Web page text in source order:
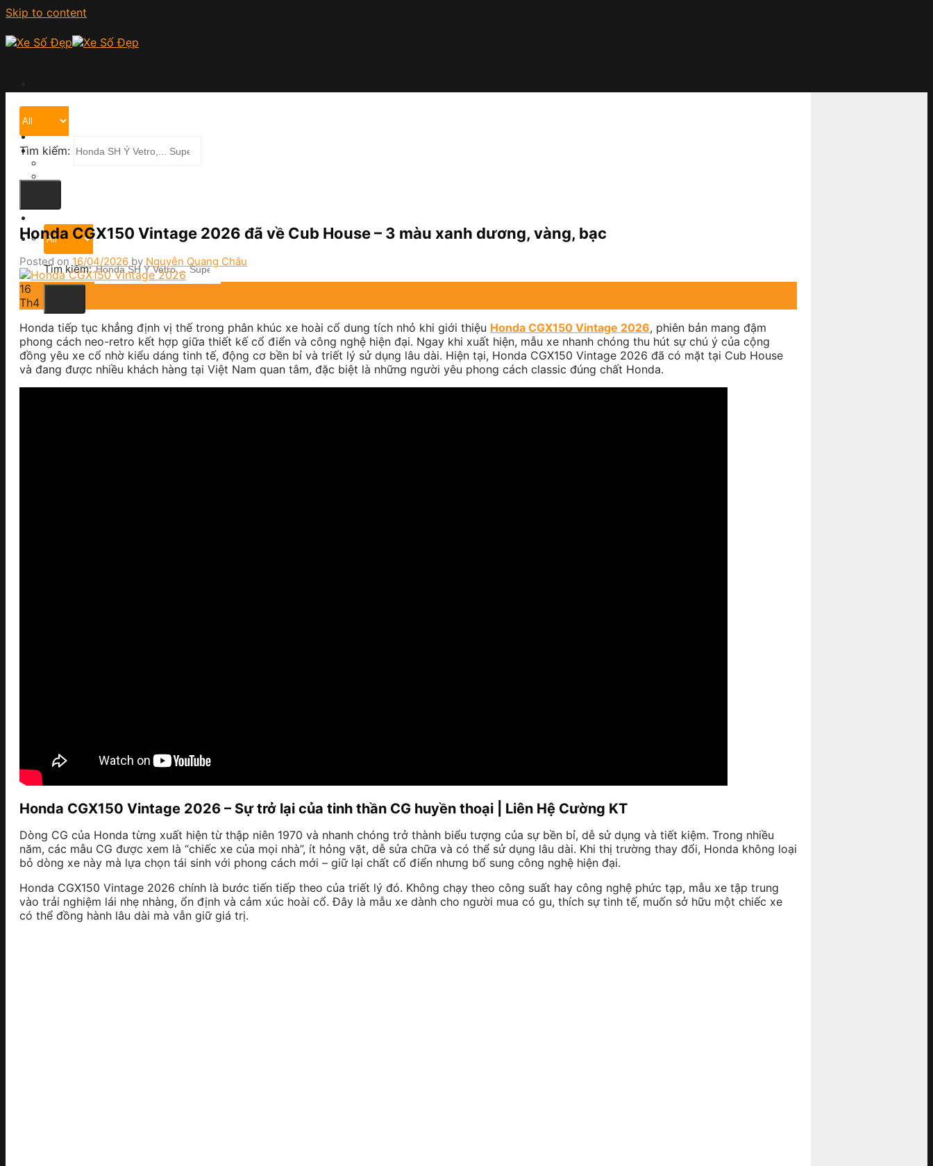
Skip to content
Trang chủ
Giới thiệu
Cửa hàng
Chính sách
Tìm kiếm:
Tìm kiếm:
Honda CGX150 Vintage 2026 đã về Cub House – 3 màu xanh dương, vàng, bạc
Posted on16/04/2026 by Nguyễn Quang Châu
16
Th4
Honda tiếp tục khẳng định vị thế trong phân khúc xe hoài cổ dung tích nhỏ khi giới thiệu Honda CGX150 Vintage 2026, phiên bản mang đậm
phong cách neo-retro kết hợp giữa thiết kế cổ điển và công nghệ hiện đại. Ngay khi xuất hiện, mẫu xe nhanh chóng thu hút sự chú ý của cộng
đồng yêu xe cổ nhờ kiểu dáng tinh tế, động cơ bền bỉ và triết lý sử dụng lâu dài. Hiện tại, Honda CGX150 Vintage 2026 đã có mặt tại Cub House
và đang được nhiều khách hàng tại Việt Nam quan tâm, đặc biệt là những người yêu phong cách classic đúng chất Honda.
Honda CGX150 Vintage 2026 – Sự trở lại của tinh thần CG huyền thoại | Liên Hệ Cường KT
Dòng CG của Honda từng xuất hiện từ thập niên 1970 và nhanh chóng trở thành biểu tượng của sự bền bỉ, dễ sử dụng và tiết kiệm. Trong nhiều
năm, các mẫu CG được xem là “chiếc xe của mọi nhà”, ít hỏng vặt, dễ sửa chữa và có thể sử dụng lâu dài. Khi thị trường thay đổi, Honda không loại
bỏ dòng xe này mà lựa chọn tái sinh với phong cách mới – giữ lại chất cổ điển nhưng bổ sung công nghệ hiện đại.
Honda CGX150 Vintage 2026 chính là bước tiến tiếp theo của triết lý đó. Không chạy theo công suất hay công nghệ phức tạp, mẫu xe tập trung
vào trải nghiệm lái nhẹ nhàng, ổn định và cảm xúc hoài cổ. Đây là mẫu xe dành cho người mua có gu, thích sự tinh tế, muốn sở hữu một chiếc xe
có thể đồng hành lâu dài mà vẫn giữ giá trị.